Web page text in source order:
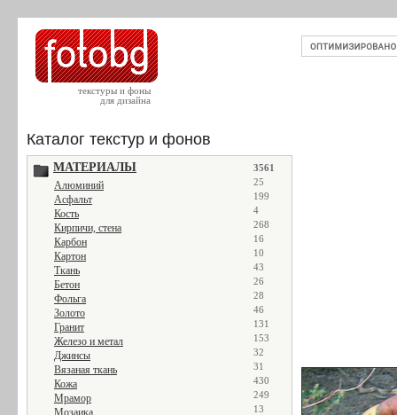
текстуры и фоны
для дизайна
Каталог текстур и фонов
МАТЕРИАЛЫ 3561
Алюминий 25
Асфальт 199
Кость 4
Кирпичи, стена 268
Карбон 16
Картон 10
Ткань 43
Бетон 26
Фольга 28
Золото 46
Гранит 131
Железо и метал 153
Джинсы 32
Вязаная ткань 31
Кожа 430
Мрамор 249
Мозаика 13